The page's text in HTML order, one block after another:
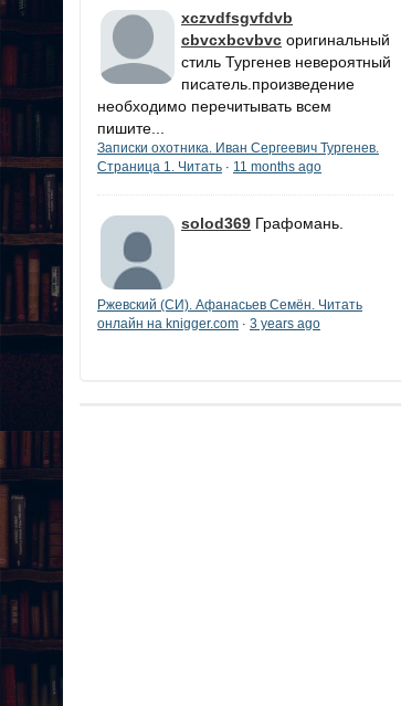
xczvdfsgvfdvb
cbvcxbcvbvc оригинальный
стиль Тургенев невероятный
писатель.произведение
необходимо перечитывать всем
пишите...
Записки охотника. Иван Сергеевич Тургенев.
Страница 1. Читать · 11 months ago
solod369 Графомань.
Ржевский (СИ). Афанасьев Семён. Читать
онлайн на knigger.com · 3 years ago